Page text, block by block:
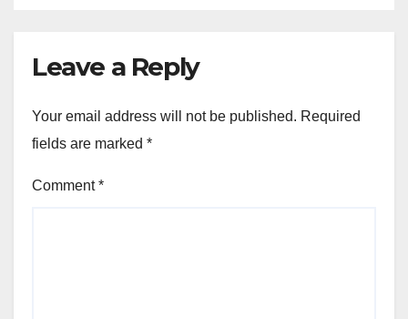
Leave a Reply
Your email address will not be published. Required
fields are marked *
Comment*